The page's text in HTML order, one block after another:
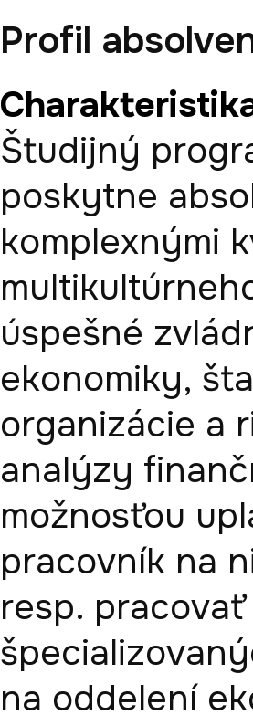
Profil
Študijný
poskytne
komplexnými
úspešné
ekonomiky,
organizácie a
analýzy
možnosťou
pracovník na
resp.
na oddelení